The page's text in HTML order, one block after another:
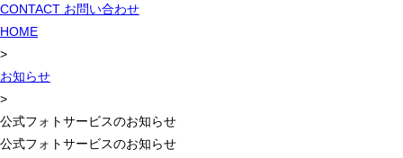
CONTACT お問い合わせ
HOME
>
お知らせ
>
公式フォトサービスのお知らせ
公式フォトサービスのお知らせ